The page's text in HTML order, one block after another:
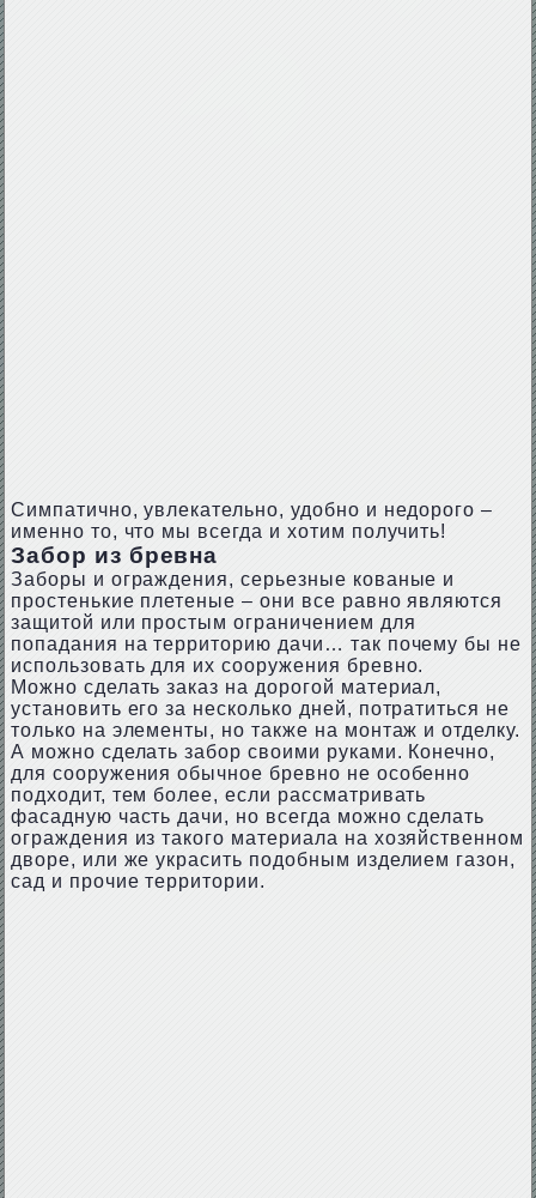
Симпатично, увлекательно, удобно и недорого –
именно то, что мы всегда и хотим получить!
Забор из бревна
Заборы и ограждения, серьезные кованые и
простенькие плетеные – они все равно являются
защитой или простым ограничением для
попадания на территорию дачи… так почему бы не
использовать для их сооружения бревно.
Можно сделать заказ на дорогой материал,
установить его за несколько дней, потратиться не
только на элементы, но также на монтаж и отделку.
А можно сделать забор своими руками. Конечно,
для сооружения обычное бревно не особенно
подходит, тем более, если рассматривать
фасадную часть дачи, но всегда можно сделать
ограждения из такого материала на хозяйственном
дворе, или же украсить подобным изделием газон,
сад и прочие территории.